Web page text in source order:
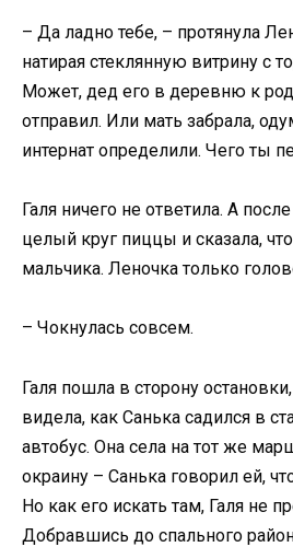
– Да ладно тебе, – протянула
натирая стеклянную витрину с
Может, дед его в деревню к
отправил. Или мать забрала,
интернат определили. Чего ты
Галя ничего не ответила. А
целый круг пиццы и сказала,
мальчика. Леночка только
– Чокнулась совсем.
Галя пошла в сторону
видела, как Санька садился в
автобус. Она села на тот же
окраину – Санька говорил ей,
Но как его искать там, Галя не
Добравшись до спального